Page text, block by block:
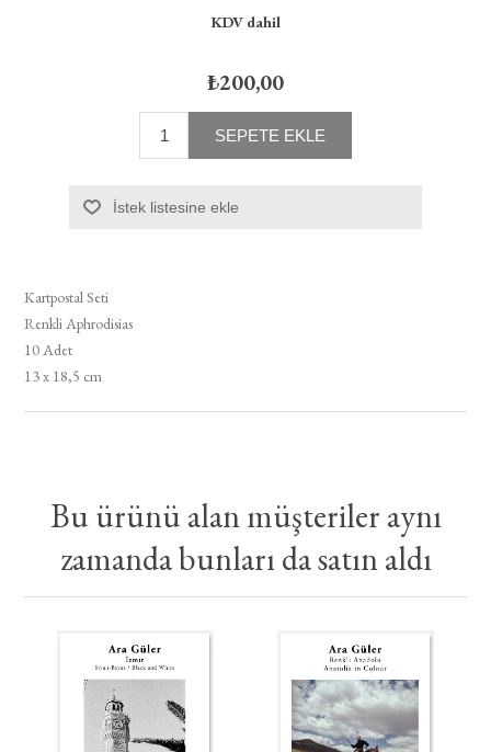
KDV dahil
₺200,00
SEPETE EKLE
İstek listesine ekle
Kartpostal Seti
Renkli Aphrodisias
10 Adet
13 x 18,5 cm
Bu ürünü alan müşteriler aynı
zamanda bunları da satın aldı